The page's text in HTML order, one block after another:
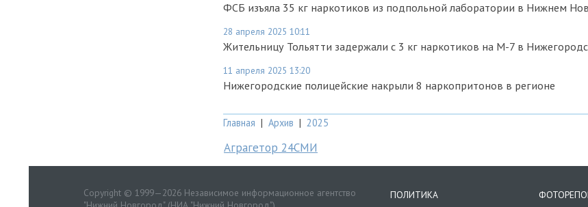
ФСБ изъяла 35 кг наркотиков из подпольной лаборатории в Нижнем
28 апреля 2025 10:11
Жительницу Тольятти задержали с 3 кг наркотиков на М-7 в
11 апреля 2025 13:20
Нижегородские полицейские накрыли 8 наркопритонов в регионе
Главная | Архив | 2025
Аграгетор 24СМИ
Copyright © 1999—2026 Независимое информационное агентство
ПОЛИТИКА